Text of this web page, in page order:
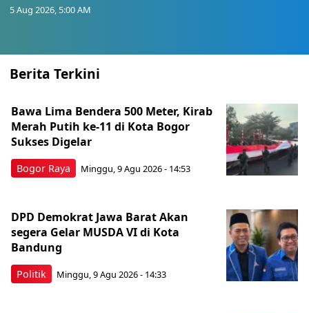
5 Aug 2026, 5:00 AM
Berita Terkini
Bogor Raya
Bawa Lima Bendera 500 Meter, Kirab
Merah Putih ke-11 di Kota Bogor
Sukses Digelar
Minggu, 9 Agu 2026 - 14:53
Politik
DPD Demokrat Jawa Barat Akan
segera Gelar MUSDA VI di Kota
Bandung
Minggu, 9 Agu 2026 - 14:33